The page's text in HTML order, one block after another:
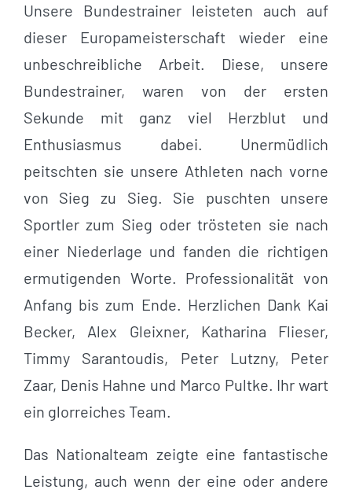
Unsere Bundestrainer leisteten auch auf
dieser Europameisterschaft wieder eine
unbeschreibliche Arbeit. Diese, unsere
Bundestrainer, waren von der ersten
Sekunde mit ganz viel Herzblut und
Enthusiasmus dabei. Unermüdlich
peitschten sie unsere Athleten nach vorne
von Sieg zu Sieg. Sie puschten unsere
Sportler zum Sieg oder trösteten sie nach
einer Niederlage und fanden die richtigen
ermutigenden Worte. Professionalität von
Anfang bis zum Ende. Herzlichen Dank Kai
Becker, Alex Gleixner, Katharina Flieser,
Timmy Sarantoudis, Peter Lutzny, Peter
Zaar, Denis Hahne und Marco Pultke. Ihr wart
ein glorreiches Team.
Das Nationalteam zeigte eine fantastische
Leistung, auch wenn der eine oder andere